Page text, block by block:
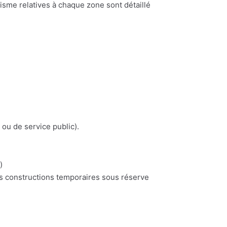
relatives à chaque zone sont détaillé
de service public).
constructions temporaires sous réserve